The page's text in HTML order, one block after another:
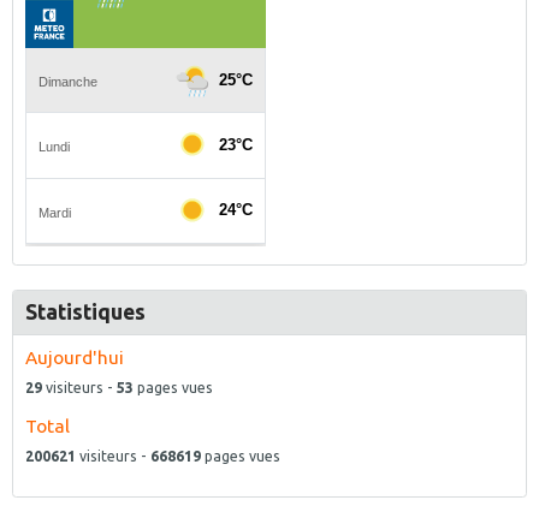
Statistiques
Aujourd'hui
29 visiteurs - 53 pages vues
Total
200621 visiteurs - 668619 pages vues